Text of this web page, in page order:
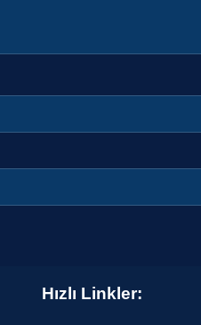
Hızlı Linkler: